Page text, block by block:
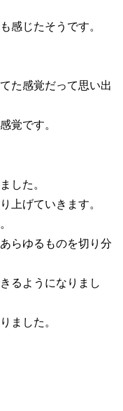
感じたそうです。
た感覚だって思い出
覚です。
した。
上げていきます。
らゆるものを切り分
るようになりまし
ました。